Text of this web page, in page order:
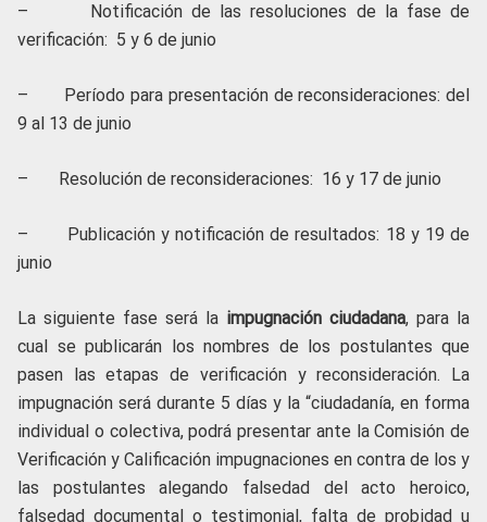
– Notificación de las resoluciones de la fase de
verificación: 5 y 6 de junio
– Período para presentación de reconsideraciones: del
9 al 13 de junio
– Resolución de reconsideraciones: 16 y 17 de junio
– Publicación y notificación de resultados: 18 y 19 de
junio
La siguiente fase será la impugnación ciudadana, para la
cual se publicarán los nombres de los postulantes que
pasen las etapas de verificación y reconsideración. La
impugnación será durante 5 días y la “ciudadanía, en forma
individual o colectiva, podrá presentar ante la Comisión de
Verificación y Calificación impugnaciones en contra de los y
las postulantes alegando falsedad del acto heroico,
falsedad documental o testimonial, falta de probidad u